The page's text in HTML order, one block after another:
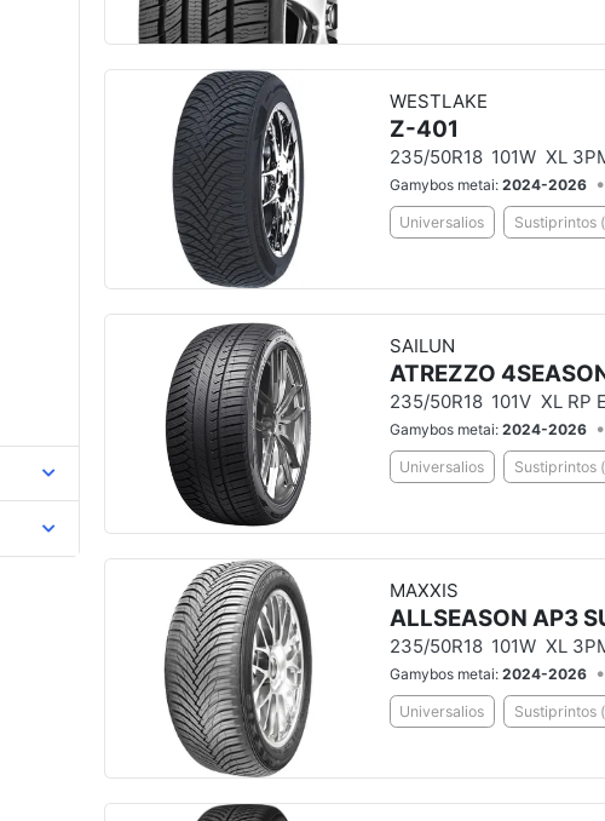
WESTLAKE
Z-401
235/50R18 101W XL
Gamybos metai: 2024-2026 •
Universalios Sustiprintos
SAILUN
ATREZZO
235/50R18 101V XL RP
Gamybos metai: 2024-2026 •
Universalios Sustiprintos
MAXXIS
ALLSEASON AP3
235/50R18 101W XL
Gamybos metai: 2024-2026 •
Universalios Sustiprintos